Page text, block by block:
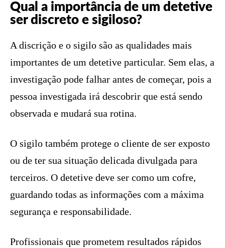
Qual a importância de um detetive
ser discreto e sigiloso?
A discrição e o sigilo são as qualidades mais
importantes de um detetive particular. Sem elas, a
investigação pode falhar antes de começar, pois a
pessoa investigada irá descobrir que está sendo
observada e mudará sua rotina.
O sigilo também protege o cliente de ser exposto
ou de ter sua situação delicada divulgada para
terceiros. O detetive deve ser como um cofre,
guardando todas as informações com a máxima
segurança e responsabilidade.
Profissionais que prometem resultados rápidos